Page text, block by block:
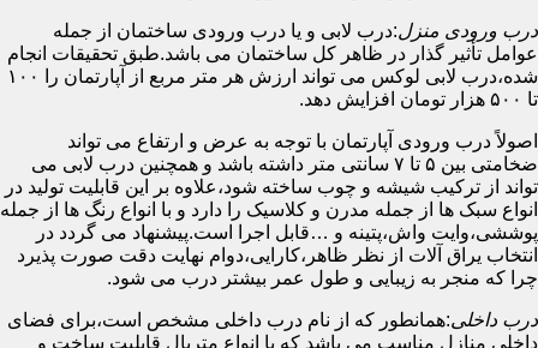
درب ورودی منزل:درب لابی و یا درب ورودی ساختمان از جمله
عوامل تأثیر گذار در ظاهر کل ساختمان می باشد.طبق تحقیقات انجام
شده،درب لابی لوکس می تواند ارزش هر متر مربع از آپارتمان را ۱۰۰
تا ۵۰۰ هزار تومان افزایش دهد.
اصولاً درب ورودی آپارتمان با توجه به عرض و ارتفاع می تواند
ضخامتی بین ۵ تا ۷ سانتی متر داشته باشد و همچنین درب لابی می
تواند از ترکیب شیشه و چوب ساخته شود،علاوه بر این قابلیت تولید در
انواع سبک ها از جمله مدرن و کلاسیک را دارد و با انواع رنگ ها از جمله
پوششی،وایت واش،پتینه و …قابل اجرا است.پیشنهاد می گردد در
انتخاب یراق آلات از نظر ظاهر،کارایی،دوام نهایت دقت صورت پذیرد
چرا که منجر به زیبایی و طول عمر بیشتر درب می شود.
درب داخلی:همانطور که از نام درب داخلی مشخص است،برای فضای
داخلی منازل مناسب می باشد که با انواع متریال قابلیت ساخت و